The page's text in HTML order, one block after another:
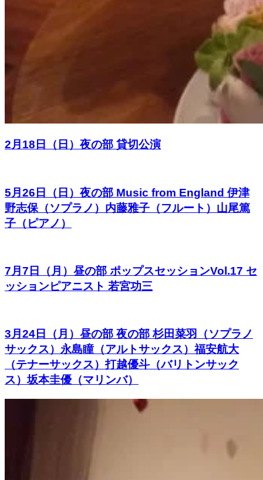
2月18日（日）夜の部 貸切公演
5月26日（日）夜の部 Music from England 伊津
野志保（ソプラノ）内藤雅子（フルート）山尾篤
子（ピアノ）
7月7日（月）昼の部 ポップスセッションVol.17 セ
ッションピアニスト 若宮功三
3月24日（月）昼の部 夜の部 杉田菜羽（ソプラノ
サックス）永島瞳（アルトサックス）福安航大
（テナーサックス）打越優斗（バリトンサック
ス）坂本圭優（マリンバ）